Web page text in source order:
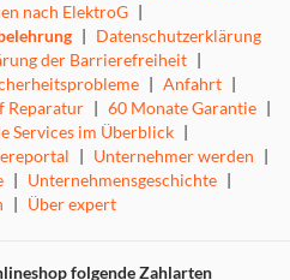
nach ElektroG |
| Datenschutzerklärung
der Barrierefreiheit |
| Anfahrt |
Reparatur | 60 Monate Garantie |
Services im Überblick |
| Unternehmer werden |
| Unternehmensgeschichte |
| Über expert
folgende Zahlarten